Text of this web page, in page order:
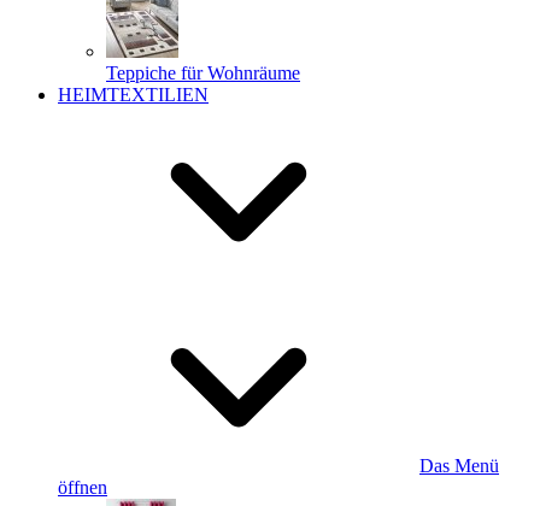
Teppiche für Wohnräume
HEIMTEXTILIEN
Das Menü
öffnen